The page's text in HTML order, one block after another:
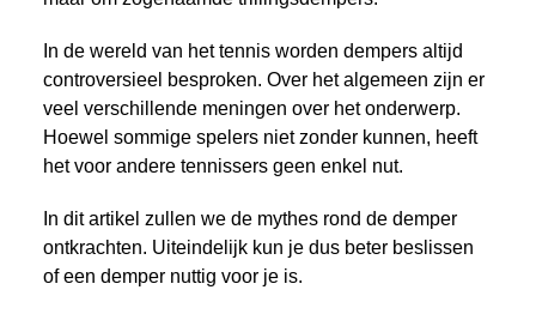
In de wereld van het tennis worden dempers altijd
controversieel besproken. Over het algemeen zijn er
veel verschillende meningen over het onderwerp.
Hoewel sommige spelers niet zonder kunnen, heeft
het voor andere tennissers geen enkel nut.
In dit artikel zullen we de mythes rond de demper
ontkrachten. Uiteindelijk kun je dus beter beslissen
of een demper nuttig voor je is.